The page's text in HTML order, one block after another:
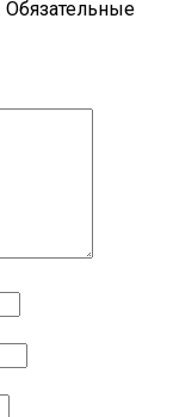
Обязательные